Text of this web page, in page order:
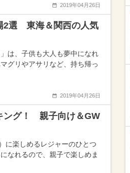
2019年04月26日
2選 東海＆関西の人気
は、子供も大人も夢中になれ
グリやアサリなど、持ち帰っ
2019年04月26日
ング！ 親子向け＆GW
に楽しめるレジャーのひとつ
なれるので、親子で楽しめま